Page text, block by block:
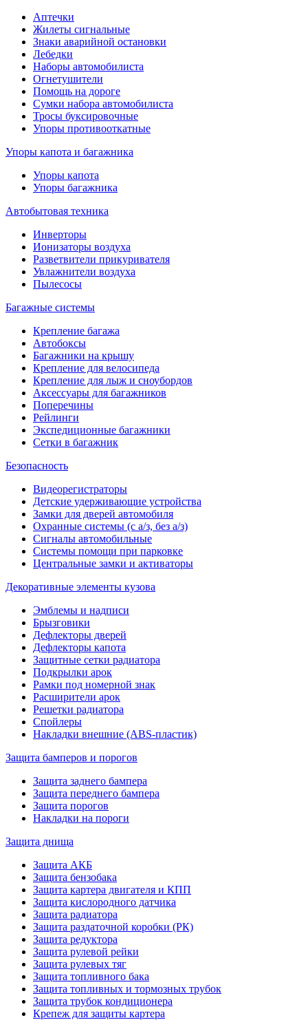
Аптечки
Жилеты сигнальные
Знаки аварийной остановки
Лебедки
Наборы автомобилиста
Огнетушители
Помощь на дороге
Сумки набора автомобилиста
Тросы буксировочные
Упоры противооткатные
Упоры капота и багажника
Упоры капота
Упоры багажника
Автобытовая техника
Инверторы
Ионизаторы воздуха
Разветвители прикуривателя
Увлажнители воздуха
Пылесосы
Багажные системы
Крепление багажа
Автобоксы
Багажники на крышу
Крепление для велосипеда
Крепление для лыж и сноубордов
Аксессуары для багажников
Поперечины
Рейлинги
Экспедиционные багажники
Сетки в багажник
Безопасность
Видеорегистраторы
Детские удерживающие устройства
Замки для дверей автомобиля
Охранные системы (с а/з, без а/з)
Сигналы автомобильные
Системы помощи при парковке
Центральные замки и активаторы
Декоративные элементы кузова
Эмблемы и надписи
Брызговики
Дефлекторы дверей
Дефлекторы капота
Защитные сетки радиатора
Подкрылки арок
Рамки под номерной знак
Расширители арок
Решетки радиатора
Спойлеры
Накладки внешние (ABS-пластик)
Защита бамперов и порогов
Защита заднего бампера
Защита переднего бампера
Защита порогов
Накладки на пороги
Защита днища
Защита АКБ
Защита бензобака
Защита картера двигателя и КПП
Защита кислородного датчика
Защита радиатора
Защита раздаточной коробки (РК)
Защита редуктора
Защита рулевой рейки
Защита рулевых тяг
Защита топливного бака
Защита топливных и тормозных трубок
Защита трубок кондиционера
Крепеж для защиты картера